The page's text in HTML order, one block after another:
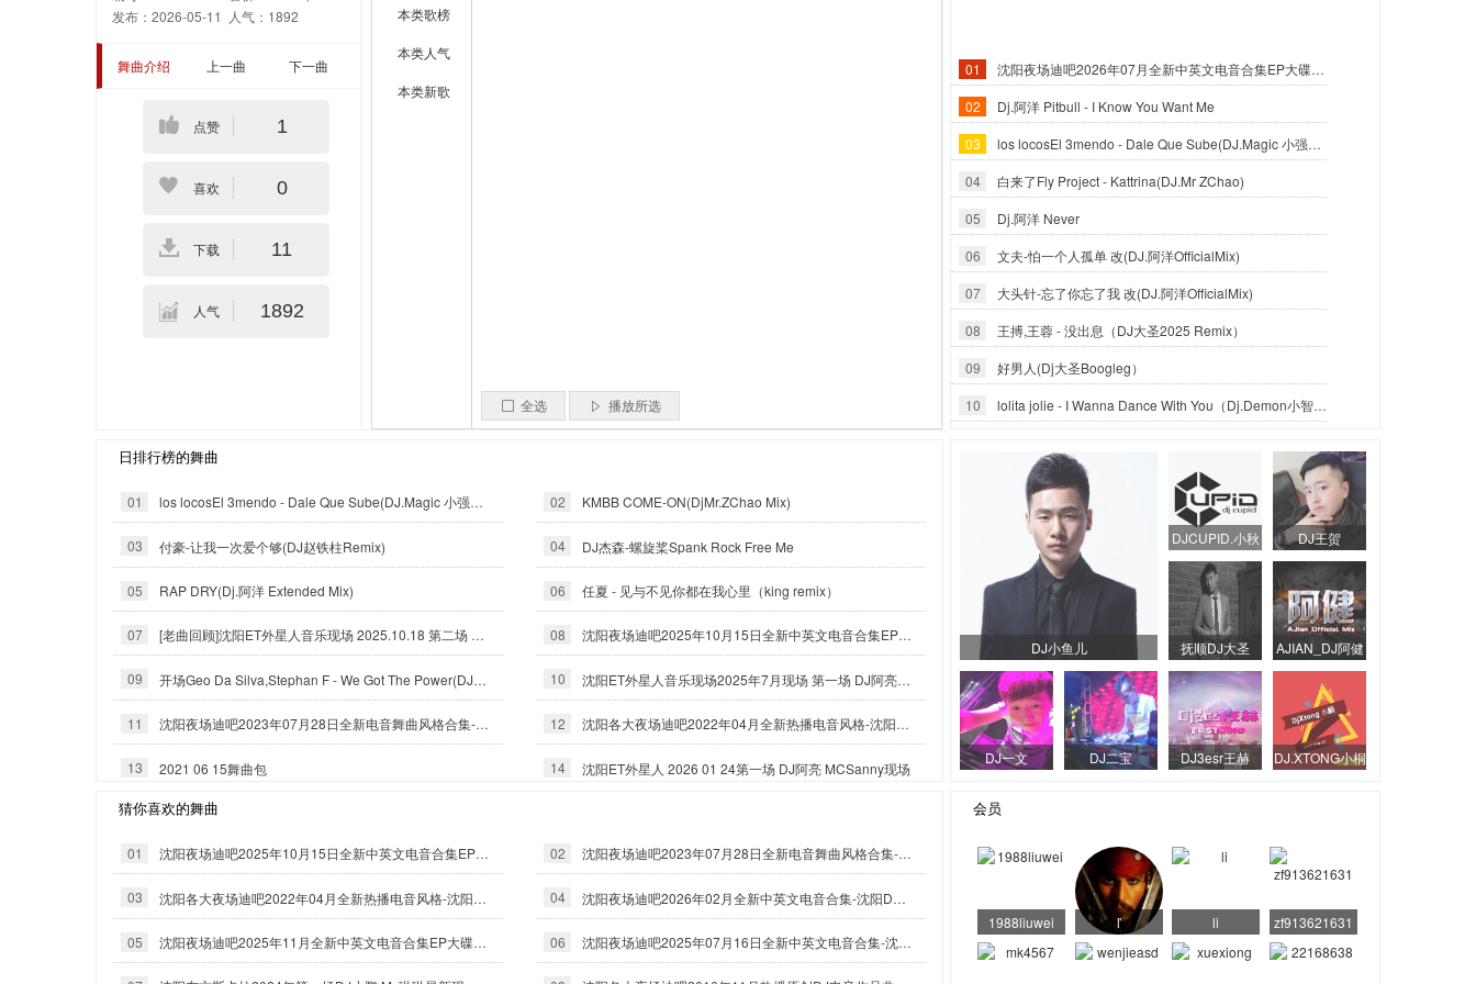
发布：2026-05-11
人气：1892
舞曲介绍 上一曲 下一曲
点赞 1
喜欢 0
下载 11
人气 1892
本类歌榜
本类人气
本类新歌
全选 播放所选
01
沈阳夜场迪吧2026年07月全新中英文电音合集EP大碟-沈阳DJ小良
02
Dj.阿洋 Pitbull - I Know You Want Me
03
los locosEl 3mendo - Dale Que Sube(DJ.Magic 小强Official Mix)
04
白来了Fly Project - Kattrina(DJ.Mr ZChao)
05
Dj.阿洋 Never
06
文夫-怕一个人孤单 改(DJ.阿洋OfficialMix)
07
大头针-忘了你忘了我 改(DJ.阿洋OfficialMix)
08
王搏,王蓉 - 没出息（DJ大圣2025 Remix）
09
好男人(Dj大圣Boogleg）
10
lolita jolie - I Wanna Dance With You（Dj.Demon小智_Reximx）
日排行榜的舞曲
01 los locosEl 3mendo - Dale Que Sube(DJ.Magic 小强Official Mix) 02 KMBB COME-ON(DjMr.ZChao Mix)
03 付豪-让我一次爱个够(DJ赵铁柱Remix) 04 DJ杰森-螺旋桨Spank Rock Free Me
05 RAP DRY(Dj.阿洋 Extended Mix) 06 任夏 - 见与不见你都在我心里（king remix）
07 [老曲回顾]沈阳ET外星人音乐现场 2025.10.18 第二场 DJ二曼 MC托尼 08 沈阳夜场迪吧2025年10月15日全新中英文电音合集EP大碟-沈阳DJ小良
09 开场Geo Da Silva,Stephan F - We Got The Power(DJ.Magic 小强 Exented Mix) 10 沈阳ET外星人音乐现场2025年7月现场 第一场 DJ阿亮 MCSanny
11 沈阳夜场迪吧2023年07月28日全新电音舞曲风格合集-沈阳DJ小良 12 沈阳各大夜场迪吧2022年04月全新热播电音风格-沈阳DJ小良
13 2021 06 15舞曲包 14 沈阳ET外星人 2026 01 24第一场 DJ阿亮 MCSanny现场
猜你喜欢的舞曲
01 沈阳夜场迪吧2025年10月15日全新中英文电音合集EP大碟-沈阳DJ小良 02 沈阳夜场迪吧2023年07月28日全新电音舞曲风格合集-沈阳DJ小良
03 沈阳各大夜场迪吧2022年04月全新热播电音风格-沈阳DJ小良 04 沈阳夜场迪吧2026年02月全新中英文电音合集-沈阳DJ小良
05 沈阳夜场迪吧2025年11月全新中英文电音合集EP大碟-沈阳DJ小良 06 沈阳夜场迪吧2025年07月16日全新中英文电音合集-沈阳DJ小良
DJ小鱼儿
DJCUPID.小秋 DJ王贺
抚顺DJ大圣 AJIAN_DJ阿健
DJ一文 DJ二宝 DJ3esr王赫 DJ.XTONG小桐
会员
1988liuwei ľ li zf913621631